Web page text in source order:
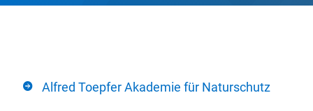
Alfred Toepfer Akademie für Naturschutz